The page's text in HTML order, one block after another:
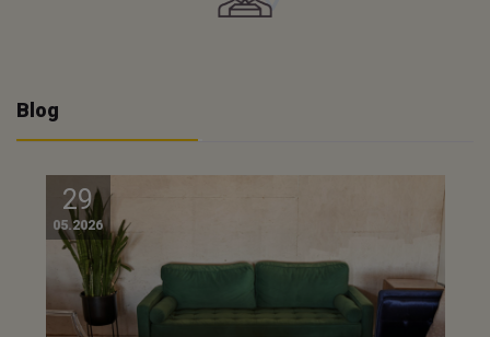
Blog
29
05.2026